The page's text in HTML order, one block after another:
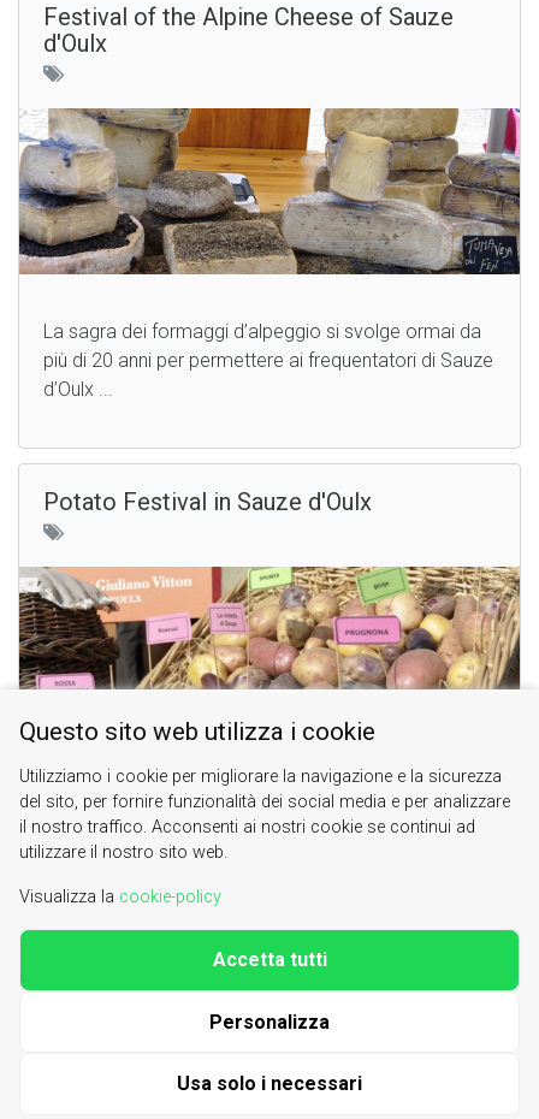
Festival of the Alpine Cheese of Sauze
d'Oulx
La sagra dei formaggi d’alpeggio si svolge ormai da
più di 20 anni per permettere ai frequentatori di Sauze
d’Oulx ...
Potato Festival in Sauze d'Oulx
A settembre, la fiera della patata di montagna di
Sauze d'Oulx è un'occasione per vivere un buon
pranzo in compagnia e ...
Valle di Susa. Tesori di Arte e Cultura Alpina
Contacts|About us
info@vallesusa-tesori.it| phone 0122622640
|Cookie Policy
Questo sito web utilizza i cookie
Utilizziamo i cookie per migliorare la navigazione e la sicurezza
del sito, per fornire funzionalità dei social media e per analizzare
il nostro traffico. Acconsenti ai nostri cookie se continui ad
utilizzare il nostro sito web.
Visualizza la cookie-policy
Usa solo i necessari
Personalizza
Accetta tutti